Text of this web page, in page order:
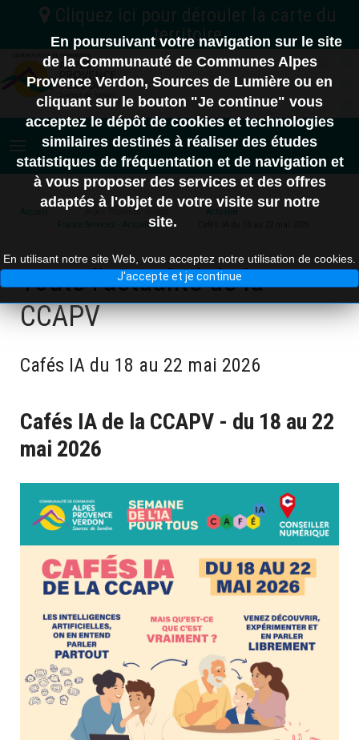
Digne-les-Bains
C.C. Vallée de l'Ubaye Serre-Ponçon
C.C. Alpes d'Azur
83
Nord
Accueil Alpes Provence Verdon
Actualité
France Services - Actualités
Toute l'actualité de la
CCAPV
Cafés IA du 18 au 22 mai 2026
Cafés IA de la CCAPV - du 18 au 22
mai 2026
En poursuivant votre navigation sur le site
de la Communauté de Communes Alpes
Provence Verdon, Sources de Lumière ou en
cliquant sur le bouton "Je continue" vous
acceptez le dépôt de cookies et technologies
similaires destinés à réaliser des études
statistiques de fréquentation et de navigation et
à vous proposer des services et des offres
adaptés à l'objet de votre visite sur notre
site.
En utilisant notre site Web, vous acceptez notre utilisation de cookies.
J'accepte et je continue